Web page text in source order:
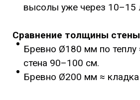
высолы уже через 10–15
Сравнение толщины стены
Бревно Ø180 мм по теплу
стена 90–100 см.
Бревно Ø200 мм ≈